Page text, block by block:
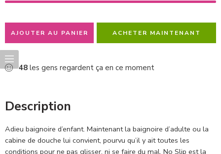
AJOUTER AU PANIER ACHETER MAINTENANT
48 les gens regardent ça en ce moment
Description
Adieu baignoire d’enfant. Maintenant la baignoire d’adulte ou la
cabine de douche lui convient, pourvu qu’il y ait toutes les
conditions pour ne pas glisser, ni se faire du mal. No Slip est la